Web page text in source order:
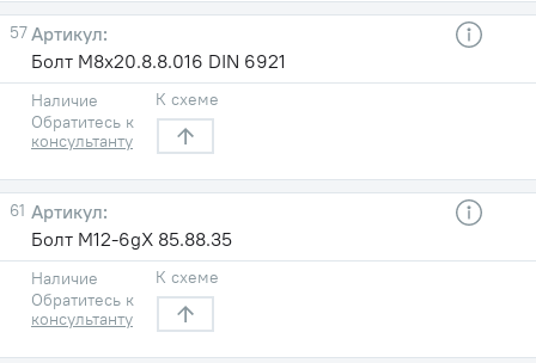
57
Болт М8x20.8.8.016 DIN 6921
Наличие
Обратитесь к
консультанту
К схеме
61
Болт М12-6gХ 85.88.35
Наличие
Обратитесь к
консультанту
К схеме